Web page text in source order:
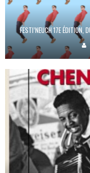
FESTI’NEUCH 17E ÉDITION,